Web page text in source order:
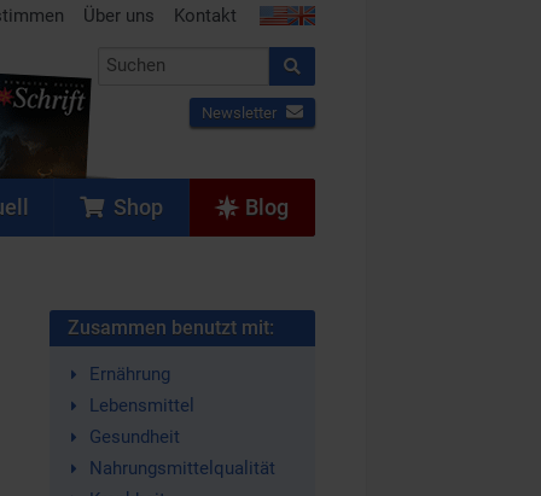
Über uns Kontakt
Newsletter
Shop Blog
Zusammen benutzt mit:
Ernährung
Lebensmittel
Gesundheit
Nahrungsmittelqualität